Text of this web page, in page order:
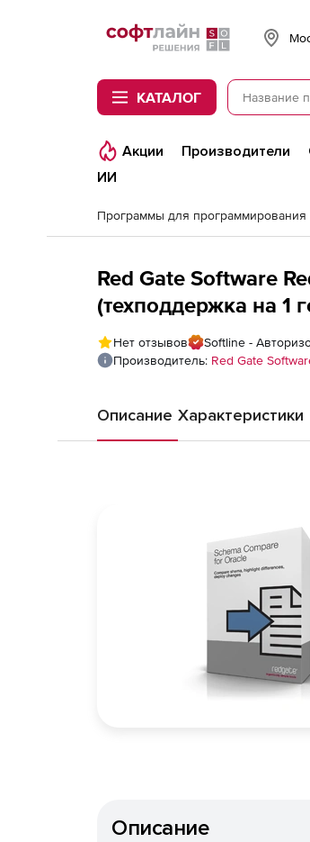
Softline
КАТАЛОГ
Акции Производители
ИИ
Программы для программирования
Red Gate Software
(техподдержка на 1
Нет отзывов
Softline -
Производитель: Red Gate
Описание Характеристики
Описание